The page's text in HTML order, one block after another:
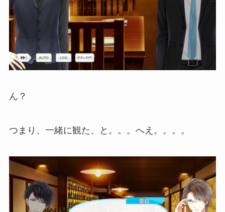
ん？
つまり、一緒に観た、と。。。へえ。。。。